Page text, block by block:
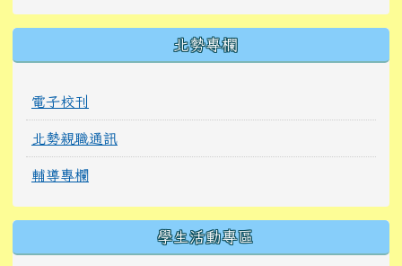
北勢專欄
電子校刊
北勢親職通訊
輔導專欄
學生活動專區